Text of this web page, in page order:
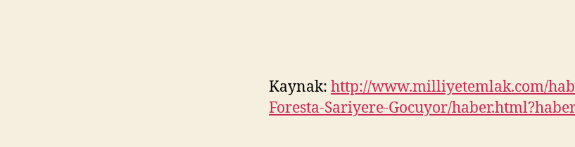
Kaynak: http://www.milliyetemlak.com/
Foresta-Sariyere-Gocuyor/